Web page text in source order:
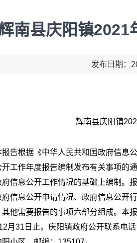
南县庆阳镇2021
发布日期：
辉南县庆阳镇
告根据《中华人民共和国政府信息
开工作年度报告编制发布有关事项的
府信息公开工作情况的基础上编制。
府信息公开申请情况、政府信息公开
其他需要报告的事项六部分组成。本
月31日止。 庆阳镇政府公开联系电